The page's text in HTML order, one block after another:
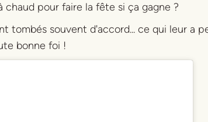
pour faire la fête si ça gagne ?
tombés souvent d'accord... ce qui leur a
bonne foi !